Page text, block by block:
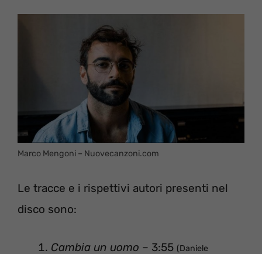
Marco Mengoni – Nuovecanzoni.com
Le tracce e i rispettivi autori presenti nel
disco sono:
Cambia un uomo – 3:55 (Daniele